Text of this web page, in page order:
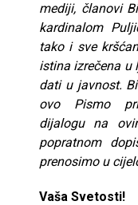
mediji, članovi
kardinalom
tako i sve
istina izrečena u
dati u javnost.
ovo Pismo
dijalogu na
popratnom
prenosimo u
Vaša Svetosti!